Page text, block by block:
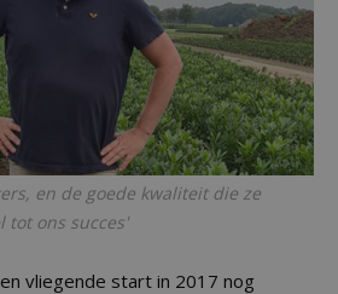
en de goede kwaliteit die ze
ons succes'
vliegende start in 2017 nog